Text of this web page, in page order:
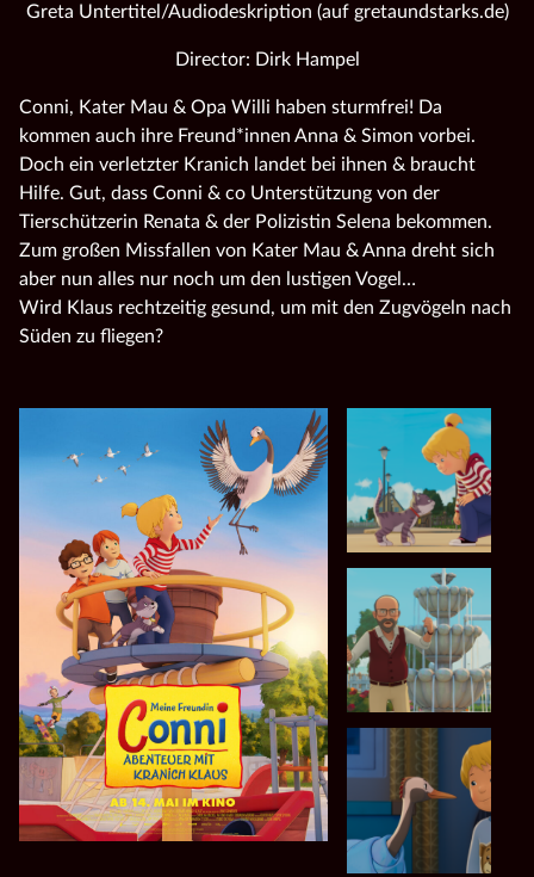
Greta Untertitel/Audiodeskription (auf gretaundstarks.de)
Director: Dirk Hampel
Conni, Kater Mau & Opa Willi haben sturmfrei! Da
kommen auch ihre Freund*innen Anna & Simon vorbei.
Doch ein verletzter Kranich landet bei ihnen & braucht
Hilfe. Gut, dass Conni & co Unterstützung von der
Tierschützerin Renata & der Polizistin Selena bekommen.
Zum großen Missfallen von Kater Mau & Anna dreht sich
aber nun alles nur noch um den lustigen Vogel…
Wird Klaus rechtzeitig gesund, um mit den Zugvögeln nach
Süden zu fliegen?